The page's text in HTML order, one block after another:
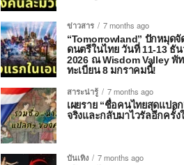
ข่าวสาร
7 months ago
“Tomorrowland” ปักหมุดจั
ดนตรีในไทย วันที่ 11-13 ธั
2026 ณ Wisdom Valley พัท
ทะเบียน 8 มกราคมนี้!
สาระน่ารู้
7 months ago
เผยราย “ชื่อคนไทยสุดแปล
จริงและกลับมาไวรัลอีกครั้ง
บันเทิง
7 months ago